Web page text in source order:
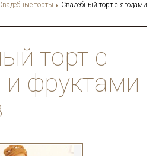
торты
Свадебный торт с ягодами
торт с
и фруктами